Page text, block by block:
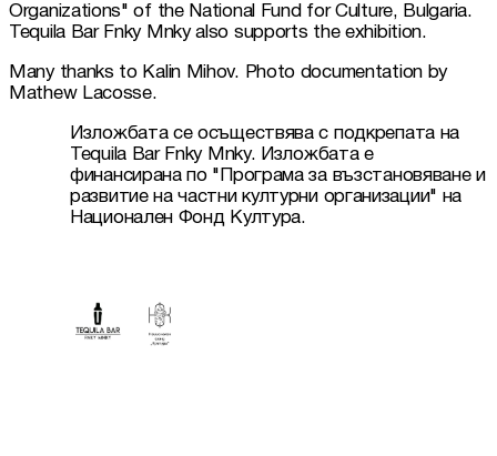
Organizations" of the National Fund for Culture, Bulgaria.
Tequila Bar Fnky Mnky also supports the exhibition.
Many thanks to Kalin Mihov. Photo documentation by
Mathew Lacosse.
Изложбата се осъществява с подкрепата на
Tequila Bar Fnky Mnky. Изложбата е
финансирана по "Програма за възстановяване и
развитие на частни културни организации" на
Национален Фонд Култура.